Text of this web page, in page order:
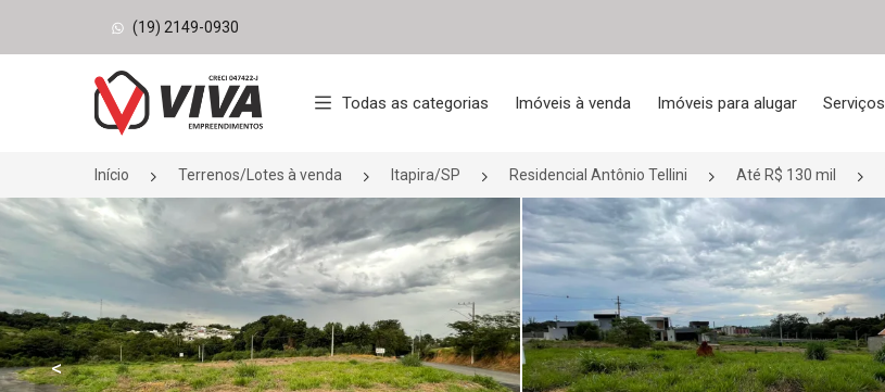
(19) 2149-0930
Página inicial
Todas as categorias Imóveis à venda Imóveis para alugar Serviços
Início Terrenos/Lotes à venda Itapira/SP Residencial Antônio Tellini Até R$ 130 mil
<